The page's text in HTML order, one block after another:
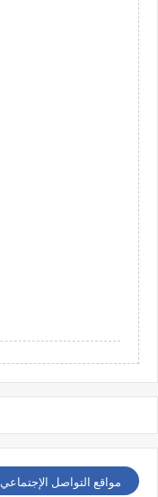
مواقع التواصل الإجتماعي